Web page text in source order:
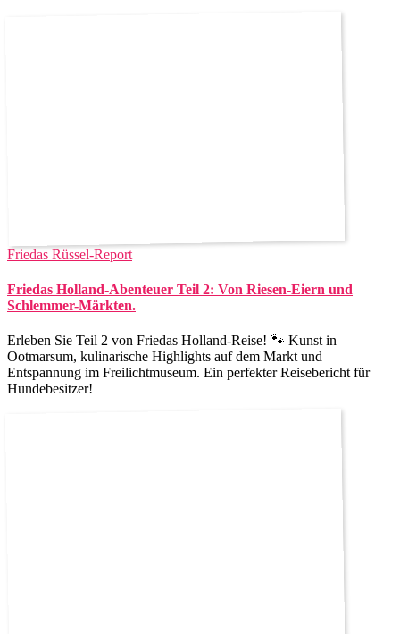
Friedas Rüssel-Report
Friedas Holland-Abenteuer Teil 2: Von Riesen-Eiern und
Schlemmer-Märkten.
Erleben Sie Teil 2 von Friedas Holland-Reise! 🐾 Kunst in
Ootmarsum, kulinarische Highlights auf dem Markt und
Entspannung im Freilichtmuseum. Ein perfekter Reisebericht für
Hundebesitzer!